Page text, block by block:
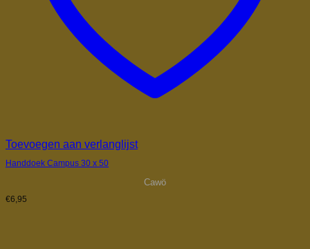
Toevoegen aan verlanglijst
Handdoek Campus 30 x 50
Cawö
€6,95